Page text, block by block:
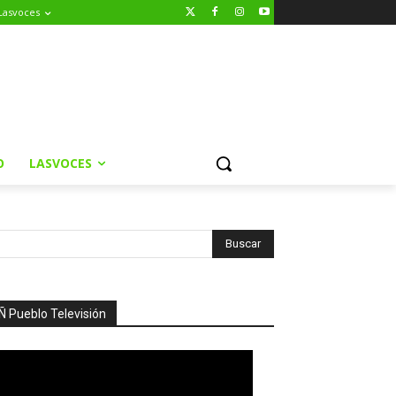
LASVOCES
Ñ Pueblo Televisión